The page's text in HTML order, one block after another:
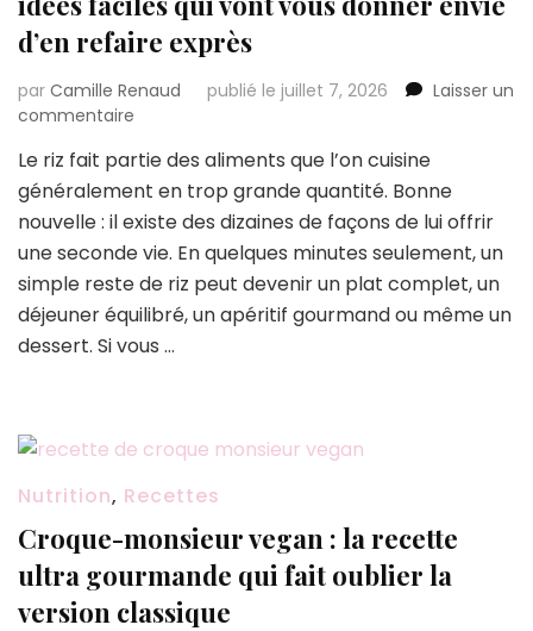
d’en refaire exprès
par Camille Renaud publié le juillet 7, 2026
Laisser un
commentaire
avez
des
restes
riz
?
Voici
18
vous
donner
d’en
exprès
Le riz fait partie des aliments que l’on cuisine
généralement en trop grande quantité. Bonne
nouvelle : il existe des dizaines de façons de lui offrir
une seconde vie. En quelques minutes seulement, un
simple reste de riz peut devenir un plat complet, un
déjeuner équilibré, un apéritif gourmand ou même un
dessert. Si vous …
Nutrition, Recettes
Croque-monsieur vegan : la recette
ultra gourmande qui fait oublier la
version classique